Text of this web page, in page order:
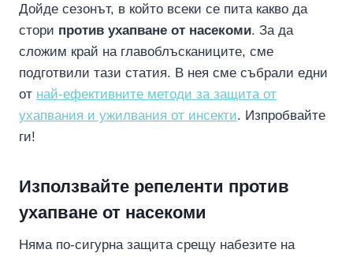
Дойде сезонът, в който всеки се пита какво да
стори против ухапване от насекоми. За да
сложим край на главоблъсканиците, сме
подготвили тази статия. В нея сме събрали едни
от най-ефективните методи за защита от
ухапвания и ужилвания от инсекти. Изпробвайте
ги!
Използвайте репеленти против
ухапване от насекоми
Няма по-сигурна защита срещу набезите на